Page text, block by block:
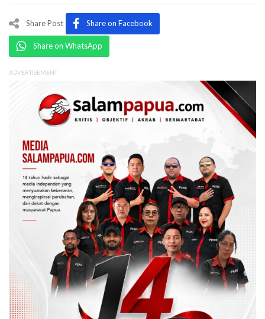
Share Post Share on Facebook
Share on WhatsApp
ADVERTISEMENT